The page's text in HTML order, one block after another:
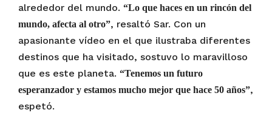
alrededor del mundo. “Lo que haces en un rincón del
mundo, afecta al otro”, resaltó Sar. Con un
apasionante vídeo en el que ilustraba diferentes
destinos que ha visitado, sostuvo lo maravilloso
que es este planeta. “Tenemos un futuro
esperanzador y estamos mucho mejor que hace 50 años”,
espetó.